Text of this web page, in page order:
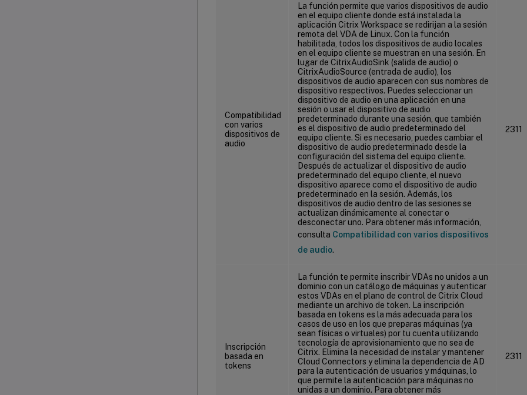
Compatibilidad
con varios
dispositivos de
audio
La función permite que varios dispositivos de audio
en el equipo cliente donde está instalada la
aplicación Citrix Workspace se redirijan a la sesión
remota del VDA de Linux. Con la función
habilitada, todos los dispositivos de audio locales
en el equipo cliente se muestran en una sesión. En
lugar de CitrixAudioSink (salida de audio) o
CitrixAudioSource (entrada de audio), los
dispositivos de audio aparecen con sus nombres de
dispositivo respectivos. Puedes seleccionar un
dispositivo de audio en una aplicación en una
sesión o usar el dispositivo de audio
predeterminado durante una sesión, que también
es el dispositivo de audio predeterminado del
equipo cliente. Si es necesario, puedes cambiar el
dispositivo de audio predeterminado desde la
configuración del sistema del equipo cliente.
Después de actualizar el dispositivo de audio
predeterminado del equipo cliente, el nuevo
dispositivo aparece como el dispositivo de audio
predeterminado en la sesión. Además, los
dispositivos de audio dentro de las sesiones se
actualizan dinámicamente al conectar o
desconectar uno. Para obtener más información,
consulta Compatibilidad con varios dispositivos
de audio.
2311
Inscripción
basada en
tokens
La función te permite inscribir VDAs no unidos a un
dominio con un catálogo de máquinas y autenticar
estos VDAs en el plano de control de Citrix Cloud
mediante un archivo de token. La inscripción
basada en tokens es la más adecuada para los
casos de uso en los que preparas máquinas (ya
sean físicas o virtuales) por tu cuenta utilizando
tecnología de aprovisionamiento que no sea de
Citrix. Elimina la necesidad de instalar y mantener
Cloud Connectors y elimina la dependencia de AD
para la autenticación de usuarios y máquinas, lo
que permite la autenticación para máquinas no
unidas a un dominio. Para obtener más
2311